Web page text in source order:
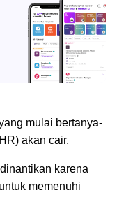
mulai bertanya-
akan cair.
karena
memenuhi